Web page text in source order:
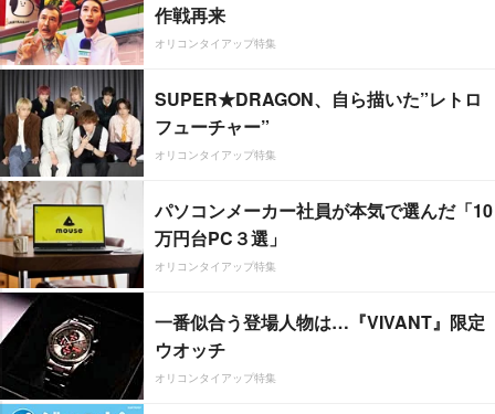
作戦再来
オリコンタイアップ特集
SUPER★DRAGON、自ら描いた”レトロ
フューチャー”
オリコンタイアップ特集
パソコンメーカー社員が本気で選んだ「10
万円台PC３選」
オリコンタイアップ特集
一番似合う登場人物は…『VIVANT』限定
ウオッチ
オリコンタイアップ特集